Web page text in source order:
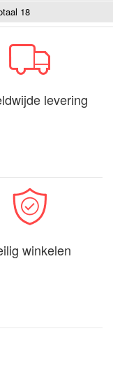
18
levering
winkelen